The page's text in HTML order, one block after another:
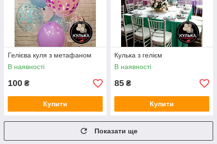
Гелієва куля з метафаном
В наявності
100 ₴
Купити
Кулька з гелієм
В наявності
85 ₴
Купити
Показати ще